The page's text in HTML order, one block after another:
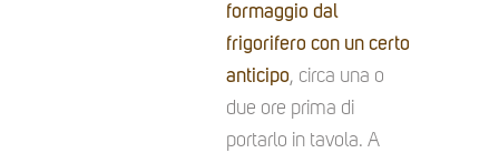
formaggio dal
frigorifero con un certo
anticipo, circa una o
due ore prima di
portarlo in tavola. A